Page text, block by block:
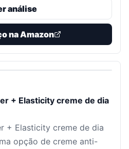
análise
na Amazon
+ Elasticity creme de dia
+ Elasticity creme de dia
opção de creme anti-